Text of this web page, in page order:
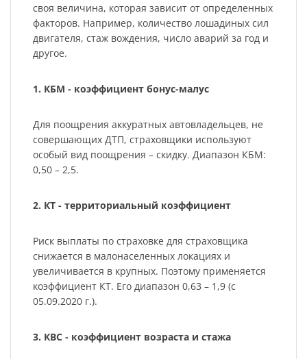
своя величина, которая зависит от определенных
факторов. Например, количество лошадиных сил
двигателя, стаж вождения, число аварий за год и
другое.
1. КБМ - коэффициент бонус-малус
Для поощрения аккуратных автовладельцев, не
совершающих ДТП, страховщики используют
особый вид поощрения – скидку. Диапазон КБМ:
0,50 – 2,5.
2. КТ - территориальный коэффициент
Риск выплаты по страховке для страховщика
снижается в малонаселенных локациях и
увеличивается в крупных. Поэтому применяется
коэффициент КТ. Его диапазон 0,63 – 1,9 (с
05.09.2020 г.).
3. КВС - коэффициент возраста и стажа